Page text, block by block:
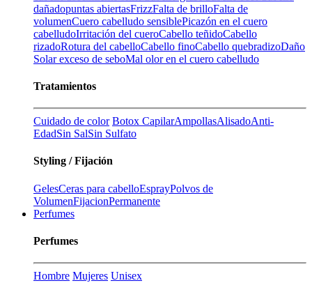
dañadopuntas abiertasFrizzFalta de brilloFalta de
volumenCuero cabelludo sensiblePicazón en el cuero
cabelludoIrritación del cueroCabello teñidoCabello
rizadoRotura del cabelloCabello finoCabello quebradizoDaño
Solarexceso de seboMal olor en el cuero cabelludo
Tratamientos
Cuidado de color Botox CapilarAmpollasAlisadoAnti-
EdadSin SalSin Sulfato
Styling / Fijación
GelesCeras para cabelloEsprayPolvos de
VolumenFijacionPermanente
Perfumes
Perfumes
Hombre Mujeres Unisex